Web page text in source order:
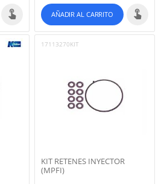
AÑADIR AL CARRITO
17113270KIT
KIT RETENES INYECTOR
(MPFI)